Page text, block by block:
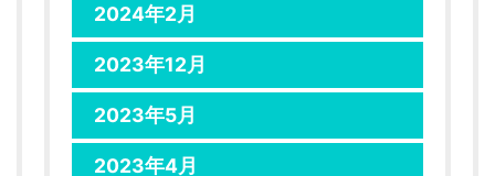
2024年2月
2023年12月
2023年5月
2023年4月